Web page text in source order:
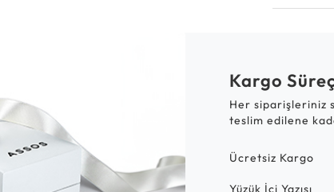
Kargo
Her siparişleriniz
teslim edilene
Ücretsiz Kargo
Yüzük İçi Yazısı